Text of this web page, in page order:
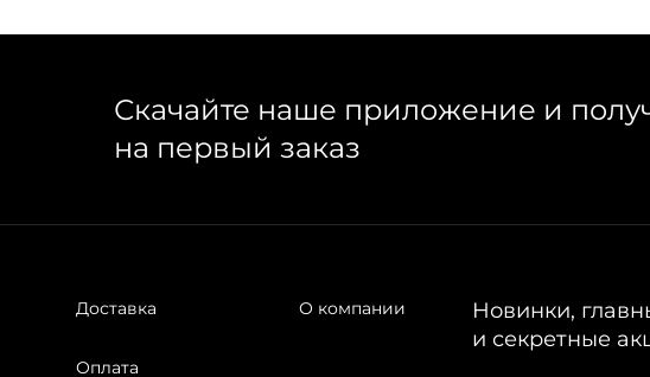
Скачайте наше приложение и
на первый заказ
Доставка
Оплата
О компании
Новинки,
и секретные